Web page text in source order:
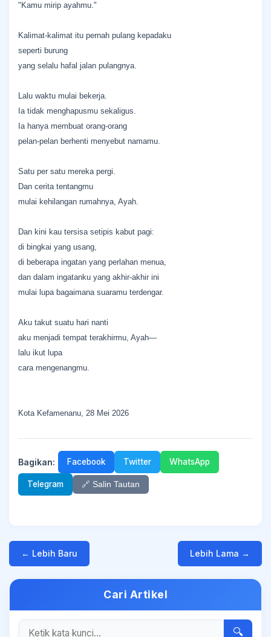
"Kamu mirip ayahmu."
Kalimat-kalimat itu pernah pulang kepadaku
seperti burung
yang selalu hafal jalan pulangnya.
Lalu waktu mulai bekerja.
Ia tidak menghapusmu sekaligus.
Ia hanya membuat orang-orang
pelan-pelan berhenti menyebut namamu.
Satu per satu mereka pergi.
Dan cerita tentangmu
mulai kehilangan rumahnya, Ayah.
Dan kini kau tersisa setipis kabut pagi:
di bingkai yang usang,
di beberapa ingatan yang perlahan menua,
dan dalam ingatanku yang akhir-akhir ini
mulai lupa bagaimana suaramu terdengar.
Aku takut suatu hari nanti
aku menjadi tempat terakhirmu, Ayah—
lalu ikut lupa
cara mengenangmu.
Kota Kefamenanu, 28 Mei 2026
Bagikan: Facebook Twitter WhatsApp
Telegram 🔗 Salin Tautan
← Lebih Baru Lebih Lama →
Cari Artikel
🔍